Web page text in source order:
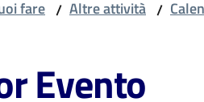
fare / Altre attività /
Evento